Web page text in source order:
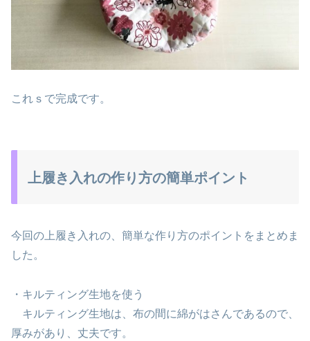
これｓで完成です。
上履き入れの作り方の簡単ポイント
今回の上履き入れの、簡単な作り方のポイントをまとめま
した。
・キルティング生地を使う
キルティング生地は、布の間に綿がはさんであるので、
厚みがあり、丈夫です。